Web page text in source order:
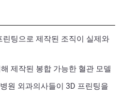
팅으로 제작된 조직이 실제와
제작된 봉합 가능한 혈관 모델
원 외과의사들이 3D 프린팅을